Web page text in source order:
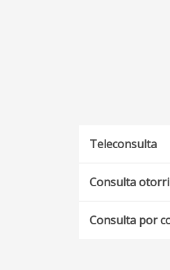
Teleconsulta
Consulta
Consulta por